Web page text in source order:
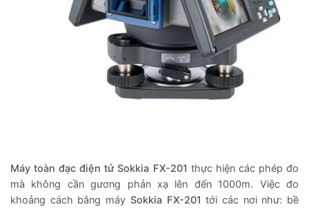
Máy toàn đạc điện tử Sokkia FX-201 thực hiện các phép đo
mà không cần gương phản xạ lên đến 1000m. Việc đo
khoảng cách bằng máy Sokkia FX-201 tới các nơi như: bề